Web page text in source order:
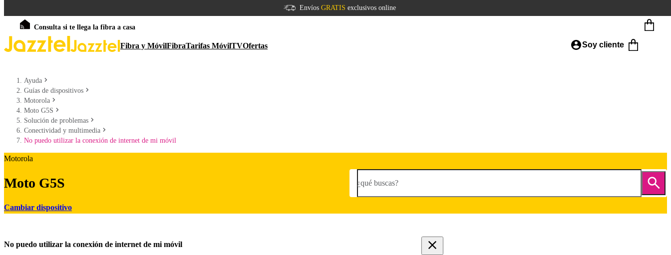
Envíos GRATIS exclusivos online
Consulta si te llega la fibra a casa
Fibra y MóvilFibraTarifas MóvilTVOfertas Soy cliente
Ayuda
Guías de dispositivos
Motorola
Moto G5S
Solución de problemas
Conectividad y multimedia
No puedo utilizar la conexión de internet de mi móvil
Motorola
Moto G5S
Cambiar dispositivo
¿qué buscas?
No puedo utilizar la conexión de internet de mi móvil